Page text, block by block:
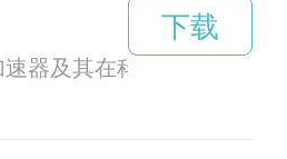
器及其在科技发展中的作
下载